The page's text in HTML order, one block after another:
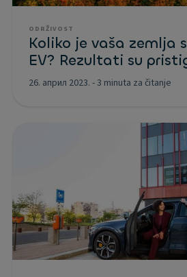
ODRŽIVOST
Koliko je vaša zemlja
EV? Rezultati su
26. април 2023. -3 minuta za čitanje